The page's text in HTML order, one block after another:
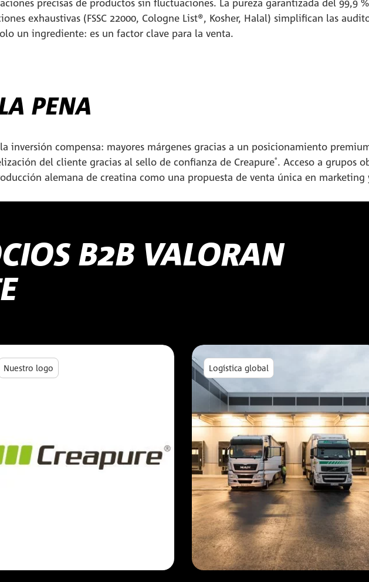
precisas de productos sin fluctuaciones. La pureza garantizada del 99,9
exhaustivas (FSSC 22000, Cologne List®, Kosher, Halal) simplifican las
un ingrediente: es un factor clave para la venta.
PENA
inversión compensa: mayores márgenes gracias a un posicionamiento
del cliente gracias al sello de confianza de Creapure® . Acceso a grupos
alemana de creatina como una propuesta de venta única en marketing
B2B VALORAN
Nuestro logo Logística global